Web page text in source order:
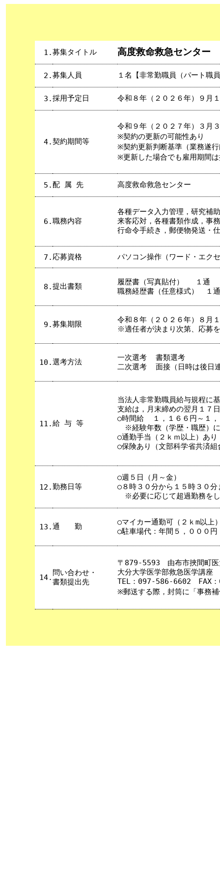
1.募集タイトル 高度救命救急センタ
2.募集人員 １名【非常勤職員（パート職
3.採用予定日 令和８年（２０２６年）９月
4.契約期間等
令和９年（２０２７年）３月
※契約の更新の可能性あり
※契約更新判断基準（業務遂
※更新した場合でも雇用期間
5.配 属 先 高度救命救急センター
6.職務内容
各種データ入力管理，研究補
来客応対，各種書類作成，事
行命令手続き，郵便物発送・
7. 応募資格 パソコン操作（ワード・エク
8.提出書類
履歴書（写真貼付） １通
職務経歴書（任意様式） １通
9.募集期限
令和８年（２０２６年）８月
※適任者が決まり次第、応募
10.選考方法
一次選考
書類選考
二次選考
面接（日時は後日
11.給 与 等
当法人非常勤職員給与規程に
支給は，月末締めの翌月１７
○時間給
１，１６６円～１
※経験年数（学歴・職歴）
○通勤手当（２ｋｍ以上）あり
○保険あり（文部科学省共済
12.勤務日等
○週５日（月～金）
○８時３０分から１５時３０
※必要に応じて超過勤務を
13.通 勤
○マイカー通勤可（２ｋm以上
○駐車場代：年間５，０００円
14.
問い合わせ・
書類提出先
〒879-5593 由布市挾間町医
大分大学医学部救急医学講
TEL：097-586-6602 FAX
※郵送する際，封筒に「事務